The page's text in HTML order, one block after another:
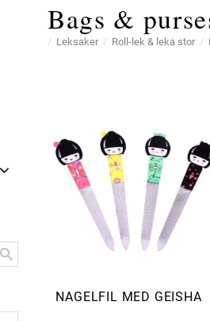
Bags &
Leksaker Roll-lek & leka stor
NAGELFIL MED GEISHA